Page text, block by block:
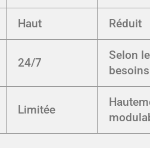
Haut Réduit
24/7
Selon
besoins
Limitée